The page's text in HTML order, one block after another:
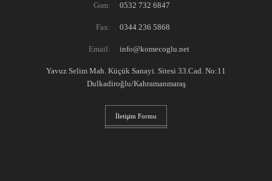
Gsm: 0532 732 6847
Fax: 0344 236 5868
Email: info@komecoglu.net
Yavuz Selim Mah. Küçük Sanayi. Sitesi 33.Cad. No:11
Dulkadiroğlu/Kahramanmaraş
İletişim Formu